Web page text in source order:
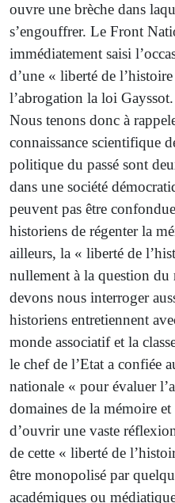
ouvre une brèche dans
s’engouffrer. Le Front
immédiatement saisi
d’une « liberté de
l’abrogation la loi Gayssot.
Nous tenons donc à
connaissance scientifique
politique du passé sont
dans une société
peuvent pas être
historiens de régenter la
ailleurs, la « liberté de
nullement à la question
devons nous interroger
historiens entretiennent
monde associatif et la
le chef de l’Etat a confiée
nationale « pour évaluer
domaines de la mémoire
d’ouvrir une vaste
de cette « liberté de
être monopolisé par
académiques ou